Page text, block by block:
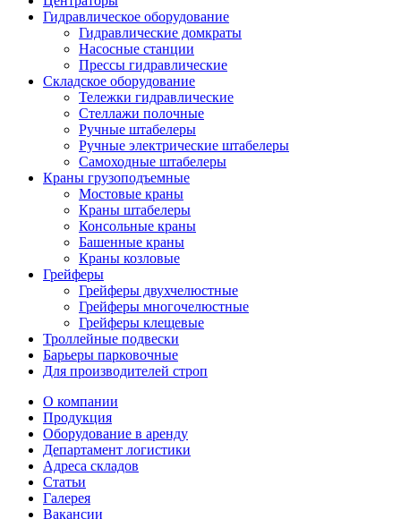
Гидравлическое оборудование
Гидравлические домкраты
Насосные станции
Прессы гидравлические
Складское оборудование
Тележки гидравлические
Cтеллажи полочные
Ручные штабелеры
Ручные электрические штабелеры
Самоходные штабелеры
Краны грузоподъемные
Мостовые краны
Краны штабелеры
Консольные краны
Башенные краны
Краны козловые
Грейферы
Грейферы двухчелюстные
Грейферы многочелюстные
Грейферы клещевые
Троллейные подвески
Барьеры парковочные
Для производителей строп
О компании
Продукция
Оборудование в аренду
Департамент логистики
Адреса складов
Статьи
Галерея
Вакансии